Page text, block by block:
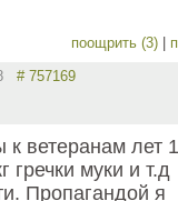
поощрить (3) |
# 757169
к ветеранам лет
гречки муки и т.д
Пропагандой я